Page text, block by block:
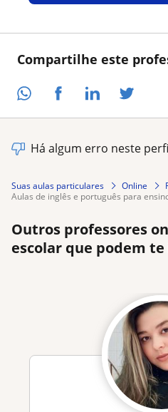
Compartilhe este
Há algum erro neste
Suas aulas particulares Online
aulas de inglês e português para
Outros professores
escolar que podem